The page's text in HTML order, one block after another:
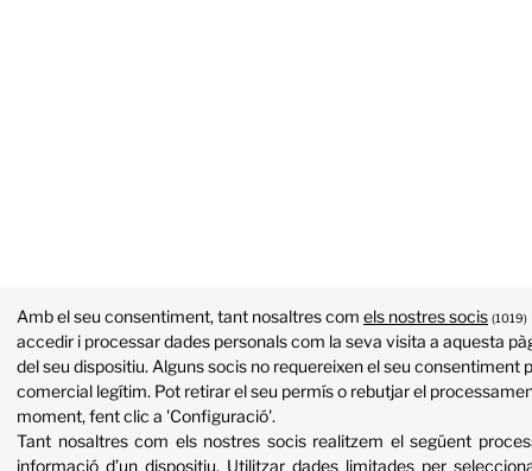
Amb el seu consentiment, tant nosaltres com els nostres socis (1019)
accedir i processar dades personals com la seva visita a aquesta
del seu dispositiu. Alguns socis no requereixen el seu consentiment
comercial legítim. Pot retirar el seu permís o rebutjar el
moment, fent clic a 'Configuració'.
Tant nosaltres com els nostres socis realitzem el següent
informació d’un dispositiu. Utilitzar dades limitades per